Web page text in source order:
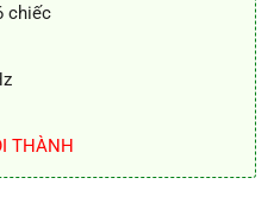
chiếc
THÀNH
150.ICB 1550L số lượng